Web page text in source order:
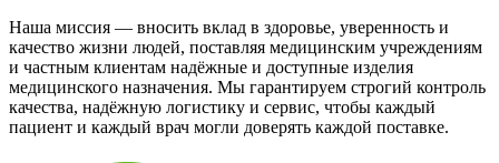
Наша миссия — вносить вклад в здоровье, уверенность и
качество жизни людей, поставляя медицинским учреждениям
и частным клиентам надёжные и доступные изделия
медицинского назначения. Мы гарантируем строгий контроль
качества, надёжную логистику и сервис, чтобы каждый
пациент и каждый врач могли доверять каждой поставке.